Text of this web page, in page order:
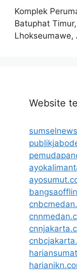
Komplek
Batuphat
Lhokseumawe,
Website